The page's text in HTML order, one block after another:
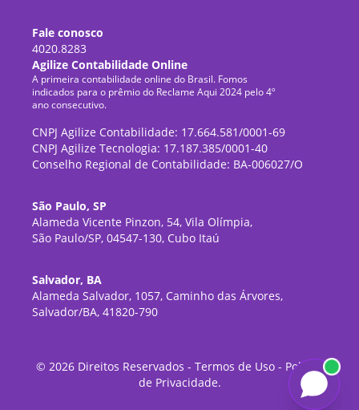
Fale conosco
4020.8283
Agilize Contabilidade Online
A primeira contabilidade online do Brasil. Fomos
indicados para o prêmio do Reclame Aqui 2024 pelo 4º
ano consecutivo.
CNPJ Agilize Contabilidade: 17.664.581/0001-69
CNPJ Agilize Tecnologia: 17.187.385/0001-40
Conselho Regional de Contabilidade: BA-006027/O
São Paulo, SP
Alameda Vicente Pinzon, 54, Vila Olímpia,
São Paulo/SP, 04547-130, Cubo Itaú
Salvador, BA
Alameda Salvador, 1057, Caminho das Árvores,
Salvador/BA, 41820-790
© 2026Direitos Reservados - Termos de Uso- Política
de Privacidade.